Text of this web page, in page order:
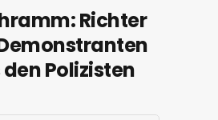
Richter
Polizisten